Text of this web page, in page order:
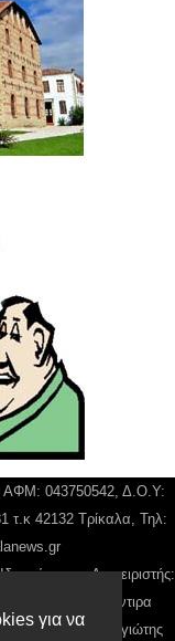
για να
ΑΦΜ: 043750542, Δ.Ο.Υ:
τ.κ 42132 Τρίκαλα, Τηλ:
και Διαχειριστής:
Βασιλική, Διευθύντιρα
name Παναγιώτης